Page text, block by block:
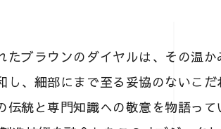
ブラウンのダイヤルは、その温か
、細部にまで至る妥協のないこだ
統と専門知識への敬意を物語って